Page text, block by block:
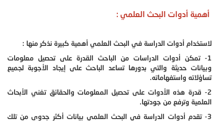
أهمية أدوات البحث العلمي :
لاستخدام أدوات الدراسة في البحث العلمي أهمية كبيرة نذكر منها :
1- تمكن أدوات الدراسات من الباحث القدرة على تحصيل معلومات
وبيانات حديثة والتي بدورها تساعد الباحث على إيجاد الأجوبة لجميع
تساؤلاته واستفهاماته.
2- قدرة هذه الأدوات على تحصيل المعلومات والحقائق تغني الأبحاث
العلمية وترفع من جودتها.
3- تقدم أدوات الدراسة في البحث العلمي بيانات أكثر جدوى من تلك